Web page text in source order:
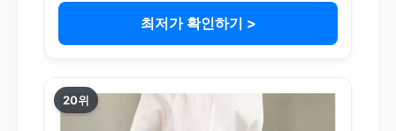
최저가 확인하기 >
20위